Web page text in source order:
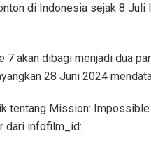
di Indonesia sejak 8 Juli
akan dibagi menjadi dua
28 Juni 2024
tentang Mission:
dari infofilm_id: